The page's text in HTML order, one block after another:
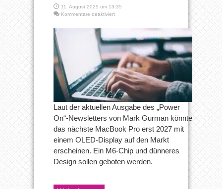
11. August 2025 um 13:35
Kommentare deaktiviertfür
OLED-
Display
erst
2027
Laut der aktuellen Ausgabe des „Power
On“-Newsletters von Mark Gurman könnte
das nächste MacBook Pro erst 2027 mit
einem OLED-Display auf den Markt
erscheinen. Ein M6-Chip und dünneres
Design sollen geboten werden.